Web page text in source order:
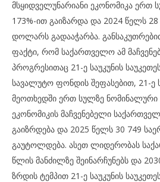
მსყიდველუნარიანი ეკონომიკა ერთ
173%-ით გაიზარდა და 2024 წელს
დოლარს გადააჭარბა.
ფაქტი, რომ საქართველო ამ
პროგრესითაც 21-ე საუკუნის
სავალუტო ფონდის შეფასებით, 21-ე
მეოთხედში ერთ სულზე ნომინალური
ეკონომიკის მაჩვენებელი
გაიზრდება და 2025 წელს 30 749
გაუტოლდება. ასეთ ლიდერობას
წლის მანძილზე შეინარჩუნებს და
ზრდის ტემპით 21-ე საუკუნის